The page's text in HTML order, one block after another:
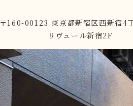
〒160-00123 東京都新宿区西新宿4
リヴュール新宿2F